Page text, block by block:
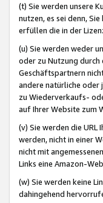
(t) Sie werden unsere
nutzen, es sei denn,
erfüllen die in der
(u) Sie werden weder
oder zu Nutzung durch
Geschäftspartnern
andere natürliche oder
zu Wiederverkaufs-
auf Ihrer Website zum
(v) Sie werden die
werden, nicht in einer
nicht mit
Links eine Amazon-
(w) Sie werden keine
dahingehend